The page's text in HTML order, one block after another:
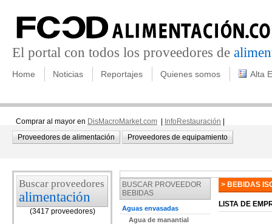
El portal con todos los proveedores de
Home Noticias Reportajes Quienes somos Alta
Comprar al mayor en DisMacroMarket.com InfoRestauración
Proveedores de alimentación
Proveedores de equipamiento
Buscar proveedores
alimentación
(3417 proveedores)
BUSCAR PROVEEDOR
BEBIDAS
Aguas envasadas
Agua de manantial
> BEBIDAS
LISTA DE